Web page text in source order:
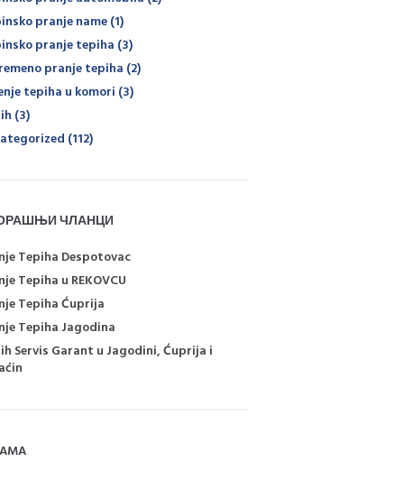
pranje name(1)
pranje tepiha (3)
pranje tepiha (2)
tepiha u komori (3)
(3)
(112)
ЧЛАНЦИ
Tepiha Despotovac
Tepiha u REKOVCU
Tepiha Ćuprija
Tepiha Jagodina
Servis Garant u Jagodini, Ćuprija i